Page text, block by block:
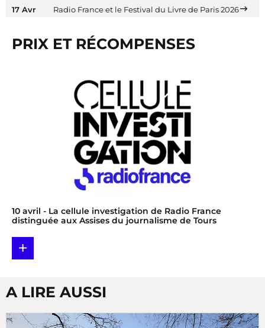
17 Avr Radio France et le Festival du Livre de Paris 2026
PRIX ET RÉCOMPENSES
10 avril - La cellule investigation de Radio France
distinguée aux Assises du journalisme de Tours
+
A LIRE AUSSI